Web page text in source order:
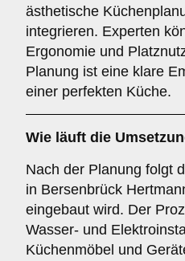
ästhetische
integrieren. Experten
Ergonomie und
Planung ist eine klare
einer perfekten Küche.
Wie läuft die
Nach der Planung folgt
in Bersenbrück
eingebaut wird. Der
Wasser- und
Küchenmöbel und